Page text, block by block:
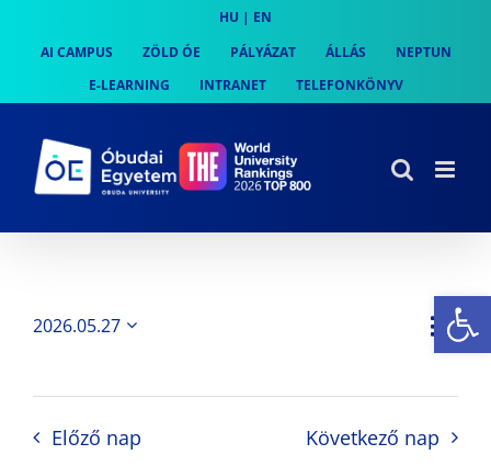
content
HU | EN
AI CAMPUS
ZÖLD ÓE PÁLYÁZAT ÁLLÁS
NEPTUN
E-LEARNING
INTRANET TELEFONKÖNYV
Nap
2026.05.27
Előző nap Következő nap